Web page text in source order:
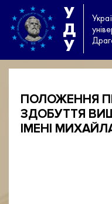
У
Д
У
ПОЛОЖЕННЯ
ЗДОБУТТЯ
ІМЕНІ